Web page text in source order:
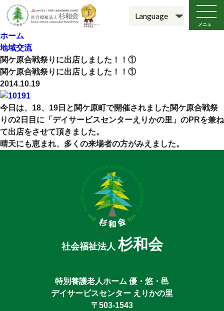
メニュ
ー
ホーム
地域交流
関ケ原合戦祭りに出店しました！！①
関ケ原合戦祭りに出店しました！！①
2014.10.19
今日は、18、19日と関ケ原町で開催されました関ケ原合戦祭
りの2日目に「デイサービスセンターえりかの里」のPRを兼ね
て出店をさせて頂きました。
晴天にも恵まれ、多くの来場者の方がみえました。
社会福祉法人杉和会
特別養護老人ホーム 優・悠・邑
デイサービスセンター えりかの里
〒503-1543